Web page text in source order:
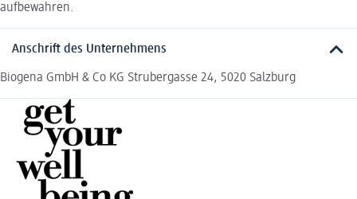
aufbewahren.
Anschrift des Unternehmens
Biogena GmbH & Co KG Strubergasse 24, 5020 Salzburg